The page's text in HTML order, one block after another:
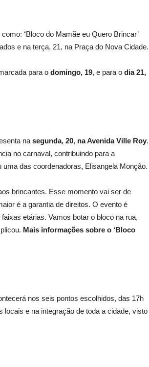
como: ‘Bloco do Mamãe eu Quero Brincar’
e na terça, 21, na Praça do Nova Cidade.
para o domingo, 19, e para o dia 21,
na segunda, 20, na Avenida Ville Roy.
no carnaval, contribuindo para a
das coordenadoras, Elisangela Monção.
brincantes. Esse momento vai ser de
é a garantia de direitos. O evento é
etárias. Vamos botar o bloco na rua,
Mais informações sobre o ‘Bloco
nos seis pontos escolhidos, das 17h
e na integração de toda a cidade, visto